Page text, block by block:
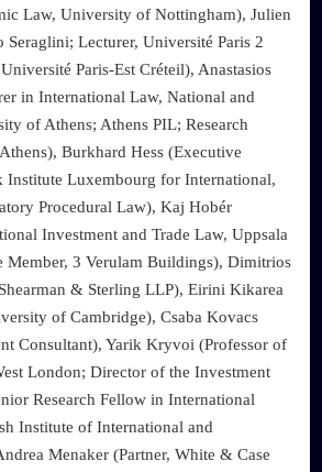
Law, University of Nottingham), Julien
Seraglini; Lecturer, Université Paris 2
Paris-Est Créteil), Anastasios
in International Law, National and
of Athens; Athens PIL; Research
Burkhard Hess (Executive
Institute Luxembourg for International,
Procedural Law), Kaj Hobér
Investment and Trade Law, Uppsala
Member, 3 Verulam Buildings), Dimitrios
& Sterling LLP), Eirini Kikarea
of Cambridge), Csaba Kovacs
Consultant), Yarik Kryvoi (Professor of
London; Director of the Investment
Research Fellow in International
Institute of International and
Menaker (Partner, White & Case